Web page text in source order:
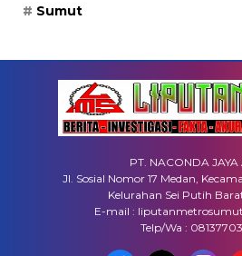
Sumut
PT. NACONDA
Jl. Sosial Nomor 17 Medan,
Kelurahan Sei Putih
E-mail :
Telp/Wa :